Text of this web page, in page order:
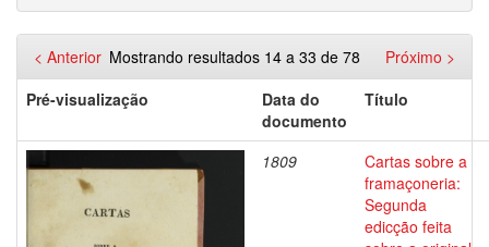
Mostrando resultados 14 a 33 de 78
< Anterior
Próximo >
Pré-visualização
Data do
documento
Título
1809
Cartas sobre a
framaçoneria:
Segunda
edicção feita